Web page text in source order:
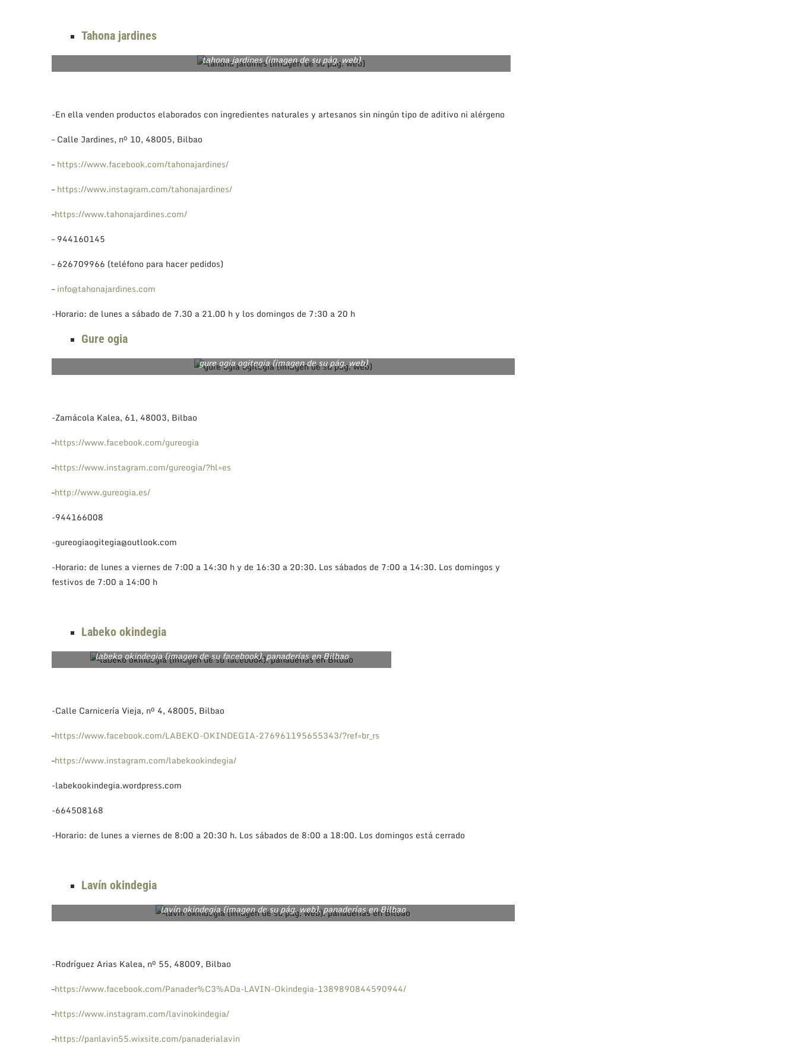
Tahona jardines
tahona jardines (imagen de su pág. web)
-En ella venden productos elaborados con ingredientes naturales y artesanos sin ningún tipo de aditivo ni alérgeno
– Calle Jardines, nº 10, 48005, Bilbao
–https://www.facebook.com/tahonajardines/
–https://www.instagram.com/tahonajardines/
–https://www.tahonajardines.com/
– 944160145
– 626709966 (teléfono para hacer pedidos)
–info@tahonajardines.com
-Horario: de lunes a sábado de 7.30 a 21.00 h y los domingos de 7:30 a 20 h
Gure ogia
gure ogia ogitegia (imagen de su pág. web)
-Zamácola Kalea, 61, 48003, Bilbao
–https://www.facebook.com/gureogia
–https://www.instagram.com/gureogia/?hl=es
–http://www.gureogia.es/
-944166008
-gureogiaogitegia@outlook.com
-Horario: de lunes a viernes de 7:00 a 14:30 h y de 16:30 a 20:30. Los sábados de 7:00 a 14:30. Los domingos y
festivos de 7:00 a 14:00 h
Labeko okindegia
labeko okindegia (imagen de su facebook). panaderías en Bilbao
-Calle Carnicería Vieja, nº 4, 48005, Bilbao
–https://www.facebook.com/LABEKO-OKINDEGIA-276961195655343/?ref=br_rs
–https://www.instagram.com/labekookindegia/
-labekookindegia.wordpress.com
-664508168
-Horario: de lunes a viernes de 8:00 a 20:30 h. Los sábados de 8:00 a 18:00. Los domingos está cerrado
Lavín okindegia
lavín okindegia (imagen de su pág. web). panaderías en Bilbao
-Rodríguez Arias Kalea, nº 55, 48009, Bilbao
–https://www.facebook.com/Panader%C3%ADa-LAVIN-Okindegia-1389890844590944/
–https://www.instagram.com/lavinokindegia/
–https://panlavin55.wixsite.com/panaderialavin